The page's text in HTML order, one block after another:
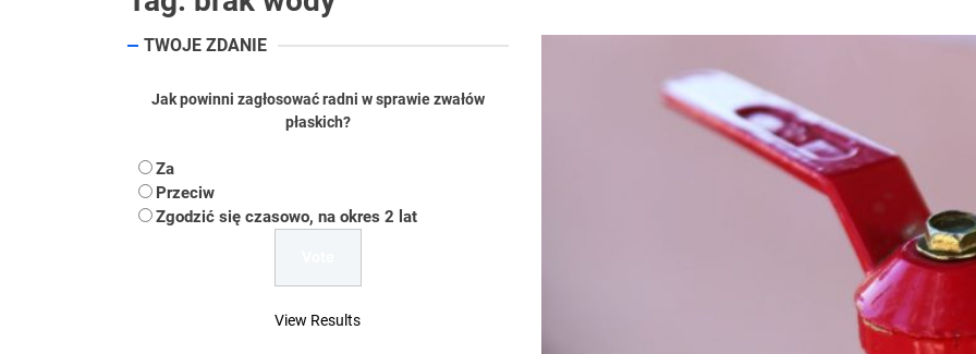
Uwaga Dębieńsko – woda nieprzydatna do spożycia!!!
Dość komentowania kolejnych afer w ochronie zdrowia — czas zacząć mówić o
TWOJE ZDANIE
Jak powinni zagłosować radni w sprawie zwałów
płaskich?
Za
Przeciw
Zgodzić się czasowo, na okres 2 lat
View Results